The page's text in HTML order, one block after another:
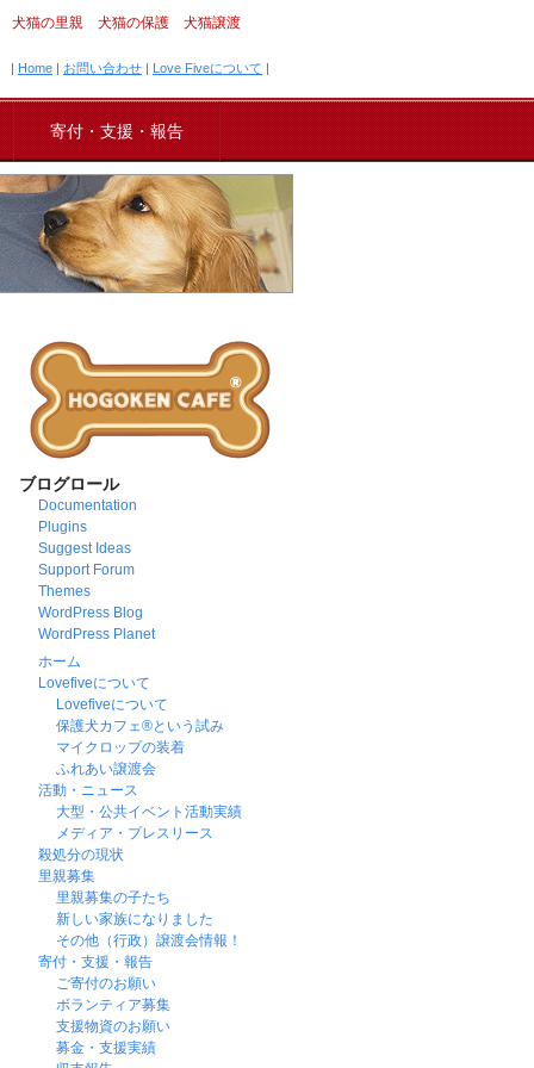
犬猫の里親 犬猫の保護 犬猫譲渡
| Home | お問い合わせ | Love Fiveについて |
寄付・支援・報告
ブログロール
Documentation
Plugins
Suggest Ideas
Support Forum
Themes
WordPress Blog
WordPress Planet
ホーム
Lovefiveについて
Lovefiveについて
保護犬カフェ®という試み
マイクロップの装着
ふれあい譲渡会
活動・ニュース
大型・公共イベント活動実績
メディア・プレスリース
殺処分の現状
里親募集
里親募集の子たち
新しい家族になりました
その他（行政）譲渡会情報！
寄付・支援・報告
ご寄付のお願い
ボランティア募集
支援物資のお願い
募金・支援実績